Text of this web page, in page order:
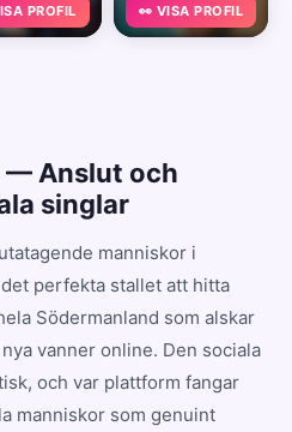
PROFIL 👀 VISA PROFIL
— Anslut och
singlar
manniskor i
perfekta stallet att hitta
Södermanland som alskar
vanner online. Den sociala
och var plattform fangar
manniskor som genuint